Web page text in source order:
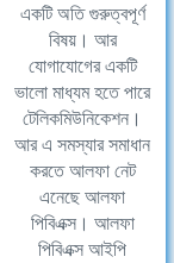
একটি অতি গুরুত্বপূর্ণ
বিষয়। আর
যোগাযোগের একটি
ভালো মাধ্যম হতে পারে
টেলিকমিউনিকেশন।
আর এ সমস্যার সমাধান
করতে আলফা নেট
এনেছে আলফা
পিবিএক্স। আলফা
পিবিএক্স আইপি